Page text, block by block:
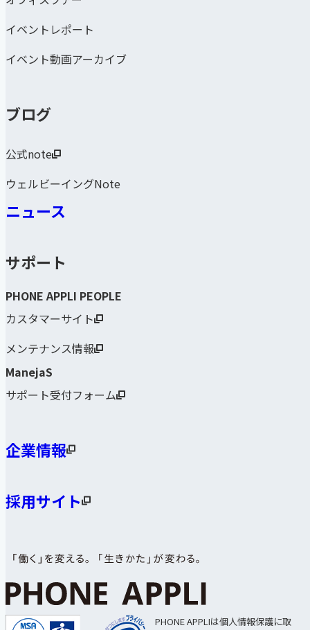
イベントレポート
イベント動画アーカイブ
ブログ
公式note
ウェルビーイングNote
ニュース
サポート
PHONE APPLI PEOPLE
カスタマーサイト
メンテナンス情報
ManejaS
サポート受付フォーム
企業情報
採用サイト
PHONE APPLIは個人情報保護に取